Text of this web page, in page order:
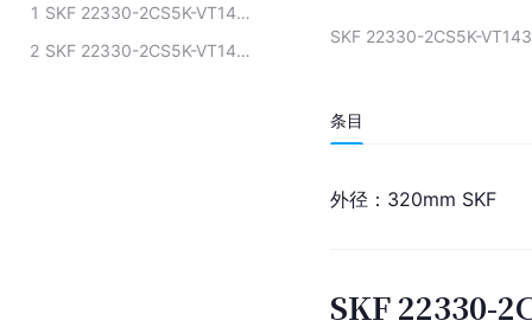
1
SKF 22330-2CS5K-VT143轴承尺寸参数
2
SKF 22330-2CS5K-VT143轴承用途
SKF 22330-2CS5K-
条目
外径：320mm SKF
SKF 22330-